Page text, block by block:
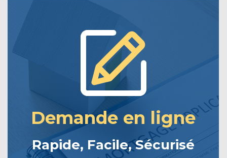
Demande en ligne
Rapide, Facile, Sécurisé